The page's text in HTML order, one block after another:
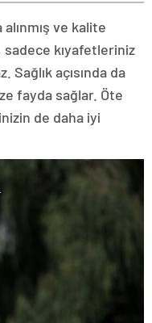
ve kalite
kıyafetleriniz
açısında da
fayda sağlar. Öte
de daha iyi